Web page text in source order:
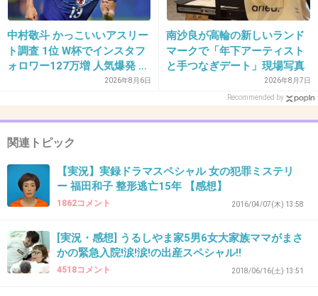
ふざけてるようでしっかり事件が進行
全く展開が読めないね〜
+46 -0
ロタくん、カッコよくなってる
+29 -0
沢口靖子も変わらず美人だけど、それ以上に風
間トオル変わらないなーかっこいい。
中村敬斗 かっこいいアスリー
ト調査 1位 W杯でインスタフ
ォロワー127万増 人気爆発 …
2位 高橋藍 3位 大谷翔平2026年8月6日
南沙良が高輪の新しいランド
マークで「年下アーティスト
と手つなぎデート」現場写真
2026年8月7日
Recommended by
関連トピック
【実況】実録ドラマスペシャル 女の犯罪ミステリ
ー 福田和子 整形逃亡15年 【感想】
1862コメント 2016/04/07(木) 13:58
[実況・感想] うるしやま家5男6女大家族ママがまさ
かの緊急入院!涙!涙!の出産スペシャル!!
4518コメント 2018/06/16(土) 13:51